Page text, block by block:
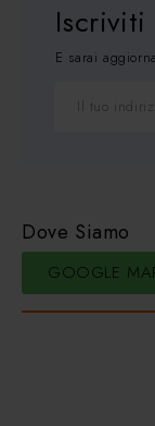
Iscriviti
E sarai
Dove Siamo
GOOGLE